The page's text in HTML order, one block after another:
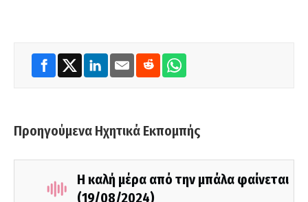
Προηγούμενα Ηχητικά Εκπομπής
Η καλή μέρα από την μπάλα φαίνεται
(19/08/2024)